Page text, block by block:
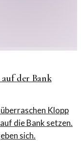
der Bank
Klopp
die Bank setzen.
sich.